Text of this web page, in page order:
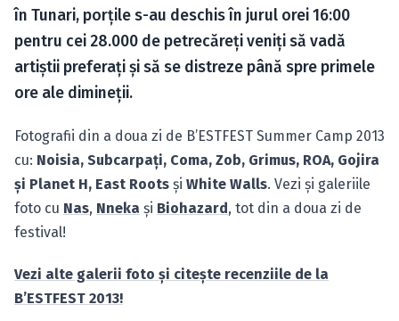
în Tunari, porţile s-au deschis în jurul orei 16:00
pentru cei 28.000 de petrecăreţi veniţi să vadă
artiştii preferaţi şi să se distreze până spre primele
ore ale dimineţii.
Fotografii din a doua zi de B’ESTFEST Summer Camp 2013
cu: Noisia, Subcarpaţi, Coma, Zob, Grimus, ROA, Gojira
şi Planet H, East Roots şi White Walls. Vezi şi galeriile
foto cu Nas, Nneka şi Biohazard, tot din a doua zi de
festival!
Vezi alte galerii foto şi citeşte recenziile de la
B’ESTFEST 2013!